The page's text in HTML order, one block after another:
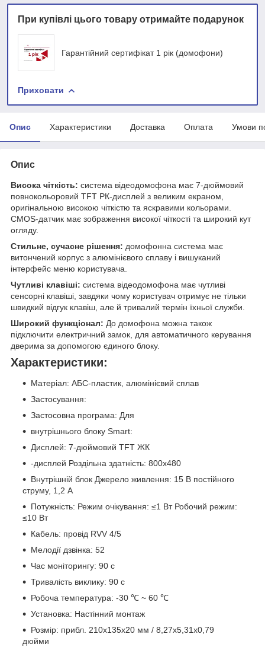
При купівлі цього товару отримайте подарунок
Гарантійний сертифікат 1 рік (домофони)
Приховати
Опис Характеристики Доставка Оплата Умови
Опис
Висока чіткість: система відеодомофона має 7-дюймовий
повнокольоровий TFT РК-дисплей з великим екраном,
оригінальною високою чіткістю та яскравими кольорами.
CMOS-датчик має зображення високої чіткості та широкий кут
огляду.
Стильне, сучасне рішення: домофонна система має
витончений корпус з алюмінієвого сплаву і вишуканий
інтерфейс меню користувача.
Чутливі клавіші: система відеодомофона має чутливі
сенсорні клавіші, завдяки чому користувач отримує не тільки
швидкий відгук клавіш, але й тривалий термін їхньої служби.
Широкий функціонал: До домофона можна також
підключити електричний замок, для автоматичного керування
дверима за допомогою єдиного блоку.
Характеристики:
Матеріал: АБС-пластик, алюмінієвий сплав
Застосування:
Застосовна програма: Для
внутрішнього блоку Smart:
Дисплей: 7-дюймовий TFT ЖК
-дисплей Роздільна здатність: 800x480
Внутрішній блок Джерело живлення: 15 В постійного
струму, 1,2 А
Потужність: Режим очікування: ≤1 Вт Робочий режим:
≤10 Вт
Кабель: провід RVV 4/5
Мелодії дзвінка: 52
Час моніторингу: 90 с
Тривалість виклику: 90 с
Робоча температура: -30 ℃ ~ 60 ℃
Установка: Настінний монтаж
Розмір: прибл. 210x135x20 мм / 8,27x5,31x0,79
дюйми